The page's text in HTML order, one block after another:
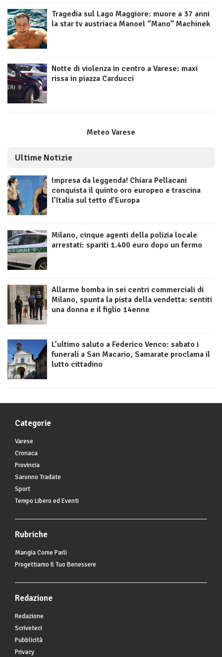
Tragedia sul Lago Maggiore: muore a 37 anni
la star tv austriaca Manoel “Mano” Machinek
Notte di violenza in centro a Varese: maxi
rissa in piazza Carducci
Meteo Varese
Ultime Notizie
Impresa da leggenda! Chiara Pellacani
conquista il quinto oro europeo e trascina
l’Italia sul tetto d’Europa
Milano, cinque agenti della polizia locale
arrestati: spariti 1.400 euro dopo un fermo
Allarme bomba in sei centri commerciali di
Milano, spunta la pista della vendetta: sentiti
una donna e il figlio 14enne
L’ultimo saluto a Federico Venco: sabato i
funerali a San Macario, Samarate proclama il
lutto cittadino
Categorie
Varese
Cronaca
Provincia
Saronno Tradate
Sport
Tempo Libero ed Eventi
Rubriche
Mangia Come Parli
Progettiamo Il Tuo Benessere
Redazione
Redazione
Scriveteci
Pubblicità
Privacy